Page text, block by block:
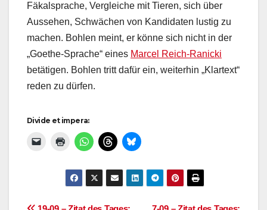
Fäkalsprache, Vergleiche mit Tieren, sich über
Aussehen, Schwächen von Kandidaten lustig zu
machen. Bohlen meint, er könne sich nicht in der
„Goethe-Sprache“ eines Marcel Reich-Ranicki
betätigen. Bohlen tritt dafür ein, weiterhin „Klartext“
reden zu dürfen.
Divide et impera: